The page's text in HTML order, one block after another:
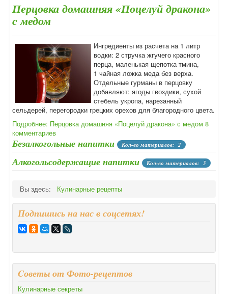
Перцовка домашняя «Поцелуй дракона»
с медом
Ингредиенты из расчета на 1 литр
водки: 2 стручка жгучего красного
перца, маленькая щепотка тмина,
1 чайная ложка меда без верха.
Отдельные гурманы в перцовку
добавляют: ягоды гвоздики, сухой
стебель укропа, нарезанный
сельдерей, перегородки грецких орехов для благородного цвета.
Подробнее: Перцовка домашняя «Поцелуй дракона» с медом 8
комментариев
Безалкогольные напитки Кол-во материалов: 2
Алкогольсодержащие напитки Кол-во материалов: 3
Вы здесь: Кулинарные рецепты
Подпишись на нас в соцсетях!
Cоветы от Фото-рецептов
Кулинарные секреты